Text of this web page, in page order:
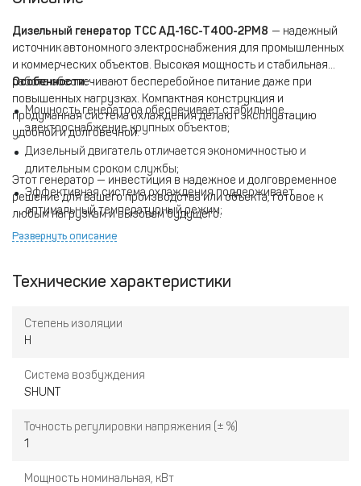
Дизельный генератор ТСС АД-16С-Т400-2РМ8 — надежный
источник автономного электроснабжения для промышленных
и коммерческих объектов. Высокая мощность и стабильная
работа обеспечивают бесперебойное питание даже при
повышенных нагрузках. Компактная конструкция и
продуманная система охлаждения делают эксплуатацию
удобной и долговечной.
Особенности:
Мощность генератора обеспечивает стабильное
электроснабжение крупных объектов;
Дизельный двигатель отличается экономичностью и
длительным сроком службы;
Эффективная система охлаждения поддерживает
оптимальный температурный режим;
Надежная защита и удобная панель управления упрощают
Этот генератор — инвестиция в надежное и долговременное
решение для вашего производства или объекта, готовое к
любым нагрузкам и вызовам будущего.
Развернуть описание
Технические характеристики
Степень изоляции
H
Система возбуждения
SHUNT
Точность регулировки напряжения (± %)
1
Мощность номинальная, кВт